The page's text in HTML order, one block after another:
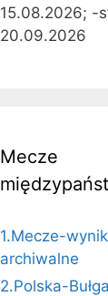
15.08.2026; -
20.09.2026
Mecze
1.Mecze-
archiwalne
2.Polska-